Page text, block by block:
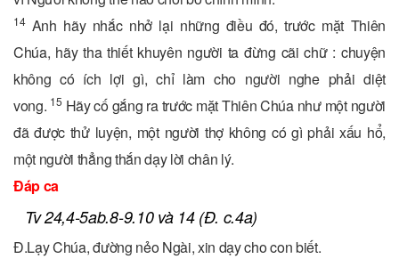
14Anh hãy nhắc nhở lại những điều đó, trước mặt Thiên
Chúa, hãy tha thiết khuyên người ta đừng cãi chữ : chuyện
không có ích lợi gì, chỉ làm cho người nghe phải diệt
vong. 15 Hãy cố gắng ra trước mặt Thiên Chúa như một người
đã được thử luyện, một người thợ không có gì phải xấu hổ,
một người thẳng thắn dạy lời chân lý.
Đáp ca
Tv 24,4-5ab.8-9.10 và 14 (Đ. c.4a)
Đ.Lạy Chúa, đường nẻo Ngài, xin dạy cho con biết.